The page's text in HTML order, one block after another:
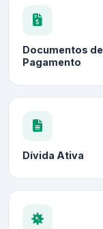
Documentos de
Pagamento
Dívida Ativa